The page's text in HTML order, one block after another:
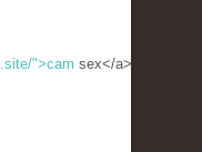
">cam sex</a>